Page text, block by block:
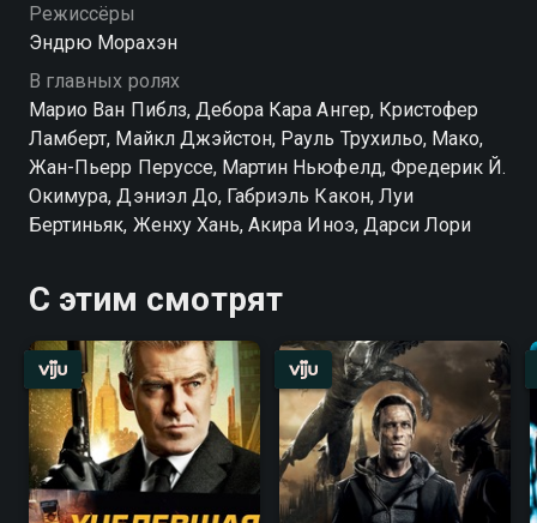
Режиссёры
Эндрю Морахэн
В главных ролях
Марио Ван Пиблз, Дебора Кара Ангер, Кристофер
Ламберт, Майкл Джэйстон, Рауль Трухильо, Мако,
Жан-Пьерр Перуссе, Мартин Ньюфелд, Фредерик Й.
Окимура, Дэниэл До, Габриэль Какон, Луи
Бертиньяк, Женху Хань, Акира Иноэ, Дарси Лори
С этим смотрят